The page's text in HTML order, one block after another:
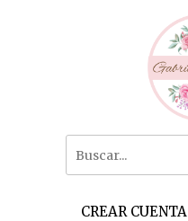
CREAR CUENTA